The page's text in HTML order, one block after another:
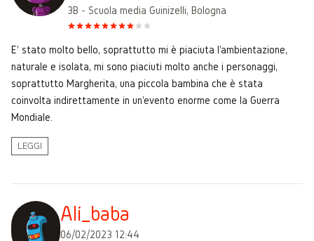
3B - Scuola media Guinizelli, Bologna
E' stato molto bello, soprattutto mi è piaciuta l'ambientazione,
naturale e isolata, mi sono piaciuti molto anche i personaggi,
soprattutto Margherita, una piccola bambina che è stata
coinvolta indirettamente in un'evento enorme come la Guerra
Mondiale.
LEGGI
Ali_baba
06/02/2023 12:44